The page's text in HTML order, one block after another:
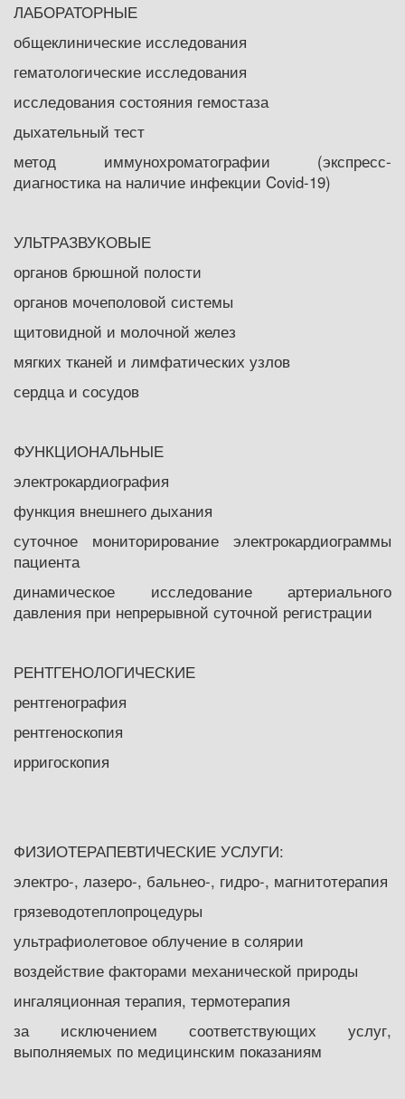
ЛАБОРАТОРНЫЕ
общеклинические исследования
гематологические исследования
исследования состояния гемостаза
дыхательный тест
метод иммунохроматографии (экспресс-
диагностика на наличие инфекции Covid-19)
УЛЬТРАЗВУКОВЫЕ
органов брюшной полости
органов мочеполовой системы
щитовидной и молочной желез
мягких тканей и лимфатических узлов
сердца и сосудов
ФУНКЦИОНАЛЬНЫЕ
электрокардиография
функция внешнего дыхания
суточное мониторирование электрокардиограммы
пациента
динамическое исследование артериального
давления при непрерывной суточной регистрации
РЕНТГЕНОЛОГИЧЕСКИЕ
рентгенография
рентгеноскопия
ирригоскопия
ФИЗИОТЕРАПЕВТИЧЕСКИЕ УСЛУГИ:
электро-, лазеро-, бальнео-, гидро-, магнитотерапия
грязеводотеплопроцедуры
ультрафиолетовое облучение в солярии
воздействие факторами механической природы
ингаляционная терапия, термотерапия
за исключением соответствующих услуг,
выполняемых по медицинским показаниям